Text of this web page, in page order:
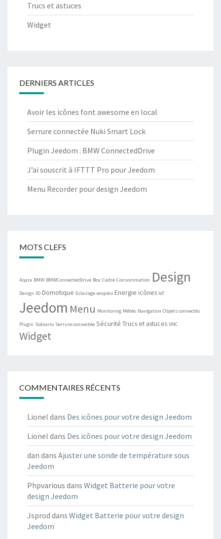
Trucs et astuces
Widget
DERNIERS ARTICLES
Avoir les icônes font awesome en local
Serrure connectée Nuki Smart Lock
Plugin Jeedom : BMW ConnectedDrive
J’ai souscrit à IFTTT Pro pour Jeedom
Menu Recorder pour design Jeedom
MOTS CLEFS
Aqara BMW BMWConnectedDrive Box Cadre Consommation Design
Design 3D Domotique Eclairage ecojoko Energie icônes IoT
Jeedom Menu Monitoring Météo Navigation Objets connectés
Plugin Scénario Serrure connectée Sécurité Trucs et astuces VMC
Widget
COMMENTAIRES RÉCENTS
Lionel dans Des icônes pour votre design Jeedom
Lionel dans Des icônes pour votre design Jeedom
dan dans Ajuster une sonde de température sous
Jeedom
Phpvarious dans Widget Batterie pour votre
design Jeedom
Jsprod dans Widget Batterie pour votre design
Jeedom